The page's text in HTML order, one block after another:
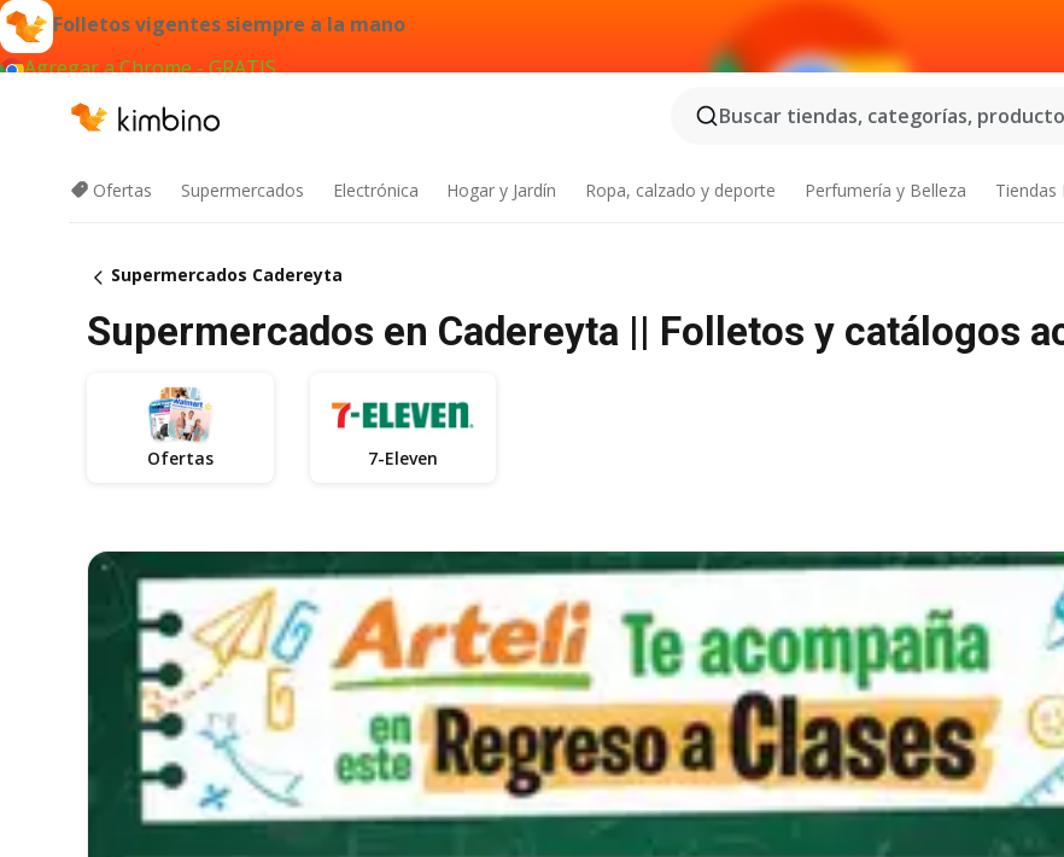
Folletos vigentes siempre a la mano
Agregar a Chrome - GRATIS
Buscar tiendas, categorías,
Ofertas Supermercados Electrónica Hogar y Jardín Ropa, calzado y deporte Perfumería y Belleza Tiendas
Supermercados Cadereyta
Supermercados en Cadereyta || Folletos y catálogos
Ofertas 7-Eleven